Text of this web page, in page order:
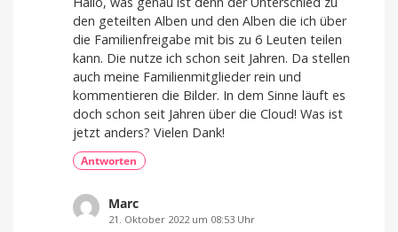
den geteilten Alben und den Alben die ich über
die Familienfreigabe mit bis zu 6 Leuten teilen
kann. Die nutze ich schon seit Jahren. Da stellen
auch meine Familienmitglieder rein und
kommentieren die Bilder. In dem Sinne läuft es
doch schon seit Jahren über die Cloud! Was ist
jetzt anders? Vielen Dank!
Antworten
Marc
21. Oktober 2022 um 08:53 Uhr